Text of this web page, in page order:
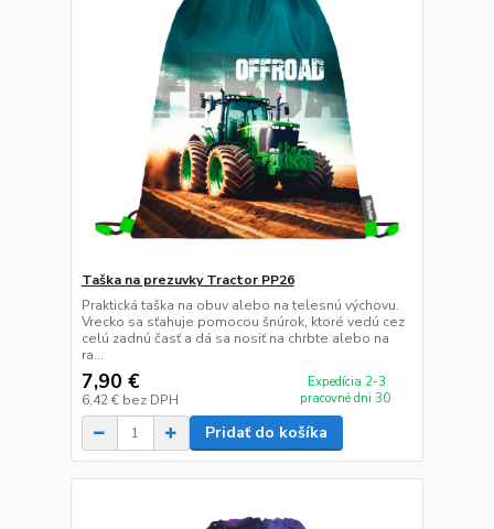
Taška na prezuvky Tractor PP26
Praktická taška na obuv alebo na telesnú výchovu.
Vrecko sa sťahuje pomocou šnúrok, ktoré vedú cez
celú zadnú časť a dá sa nosiť na chrbte alebo na
ra...
7,90 €
6,42 € bez DPH
Expedícia 2-3
pracovné dni 30
Pridať do košíka